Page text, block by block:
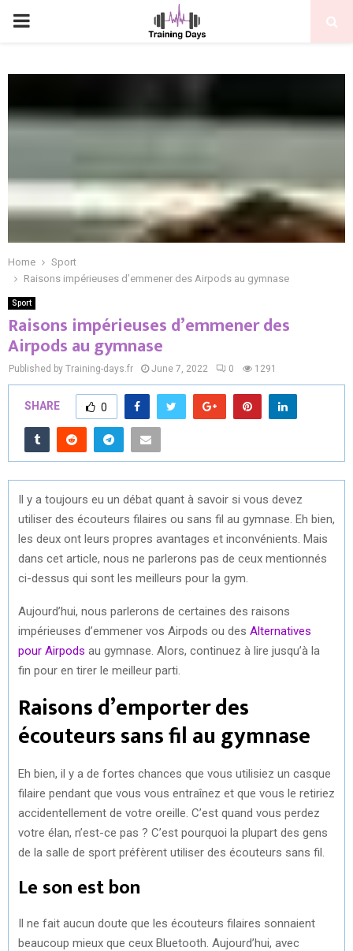
PRIMARY
Home
Sport
Raisons impérieuses d’emmener des Airpods au gymnase
Sport
Raisons impérieuses d’emmener des
Airpods au gymnase
Published by Training-days.fr June 7, 2022 0 1291
SHARE 0
Il y a toujours eu un débat quant à savoir si vous devez
utiliser des écouteurs filaires ou sans fil au gymnase. Eh bien,
les deux ont leurs propres avantages et inconvénients. Mais
dans cet article, nous ne parlerons pas de ceux mentionnés
ci-dessus qui sont les meilleurs pour la gym.
Aujourd’hui, nous parlerons de certaines des raisons
impérieuses d’emmener vos Airpods ou des Alternatives
pour Airpods au gymnase. Alors, continuez à lire jusqu’à la
fin pour en tirer le meilleur parti.
Raisons d’emporter des
écouteurs sans fil au gymnase
Eh bien, il y a de fortes chances que vous utilisiez un casque
filaire pendant que vous vous entraînez et que vous le retiriez
accidentellement de votre oreille. C’est quand vous perdez
votre élan, n’est-ce pas ? C’est pourquoi la plupart des gens
de la salle de sport préfèrent utiliser des écouteurs sans fil.
Le son est bon
Il ne fait aucun doute que les écouteurs filaires sonnaient
beaucoup mieux que ceux Bluetooth. Aujourd’hui, avec